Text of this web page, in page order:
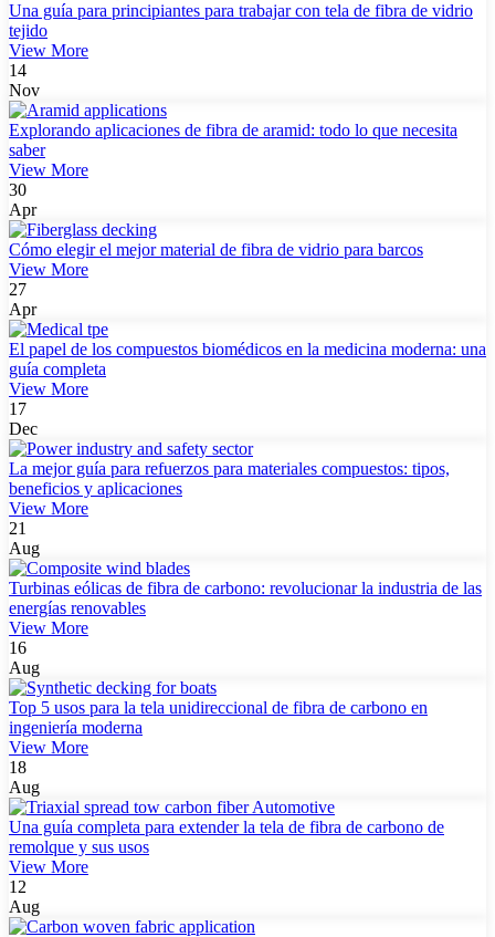
Una guía para principiantes para trabajar con tela de fibra de vidrio
tejido
View More
14
Nov
Explorando aplicaciones de fibra de aramid: todo lo que necesita
saber
View More
30
Apr
Cómo elegir el mejor material de fibra de vidrio para barcos
View More
27
Apr
El papel de los compuestos biomédicos en la medicina moderna: una
guía completa
View More
17
Dec
La mejor guía para refuerzos para materiales compuestos: tipos,
beneficios y aplicaciones
View More
21
Aug
Turbinas eólicas de fibra de carbono: revolucionar la industria de las
energías renovables
View More
16
Aug
Top 5 usos para la tela unidireccional de fibra de carbono en
ingeniería moderna
View More
18
Aug
Una guía completa para extender la tela de fibra de carbono de
remolque y sus usos
View More
12
Aug